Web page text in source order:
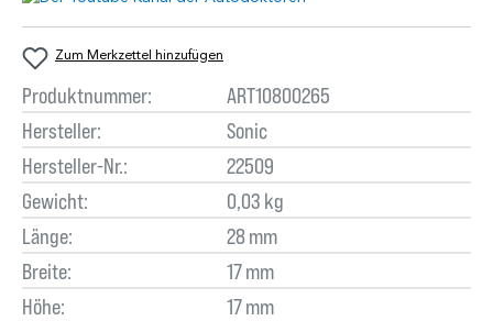
Zum Merkzettel hinzufügen
Produktnummer:
ART10800265
Hersteller:
Sonic
Hersteller-Nr.:
22509
Gewicht:
0,03 kg
Länge:
28 mm
Breite:
17 mm
Höhe:
17 mm